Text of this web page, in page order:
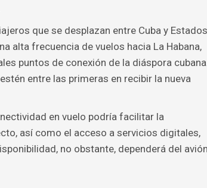
que se desplazan entre Cuba y Estados
alta frecuencia de vuelos hacia La Habana,
puntos de conexión de la diáspora
entre las primeras en recibir la nueva
en vuelo podría facilitar la
así como el acceso a servicios digitales,
no obstante, dependerá del avión